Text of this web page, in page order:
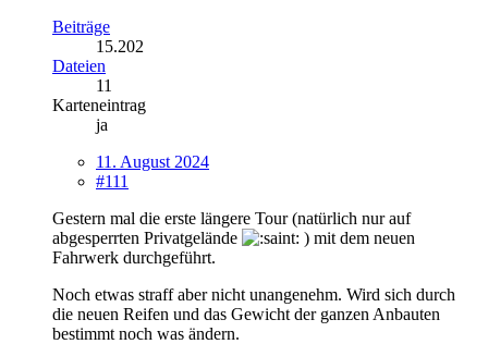
Beiträge
15.202
Dateien
11
Karteneintrag
ja
11. August 2024
#111
Gestern mal die erste längere Tour (natürlich nur auf
abgesperrten Privatgelände
) mit dem neuen
Fahrwerk durchgeführt.
Noch etwas straff aber nicht unangenehm. Wird sich durch
die neuen Reifen und das Gewicht der ganzen Anbauten
bestimmt noch was ändern.